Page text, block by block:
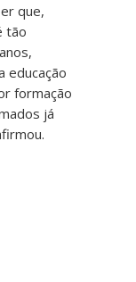
que,
tão
educação
formação
já